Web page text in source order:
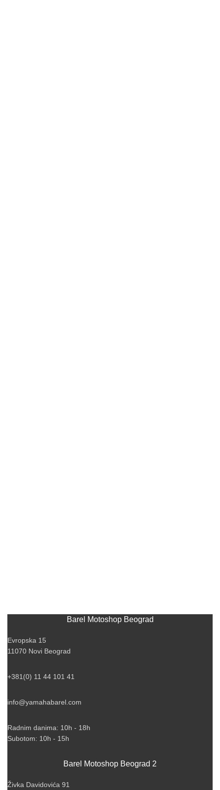
Barel Motoshop Beograd
Evropska 15
11070 Novi Beograd
+381(0) 11 44 101 41
info@yamahabarel.com
Radnim danima: 10h - 18h
Subotom: 10h - 15h
Barel Motoshop Beograd 2
Živka Davidovića 91